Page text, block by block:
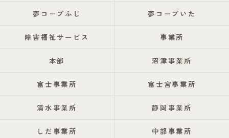
夢コープふじ 夢コープいた
障害福祉サービス 事業所
本部 沼津事業所
富士事業所 富士宮事業所
清水事業所 静岡事業所
しだ事業所 中部事業所